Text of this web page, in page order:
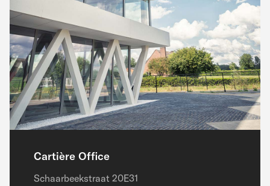
Cartière Office
Schaarbeekstraat 20E31